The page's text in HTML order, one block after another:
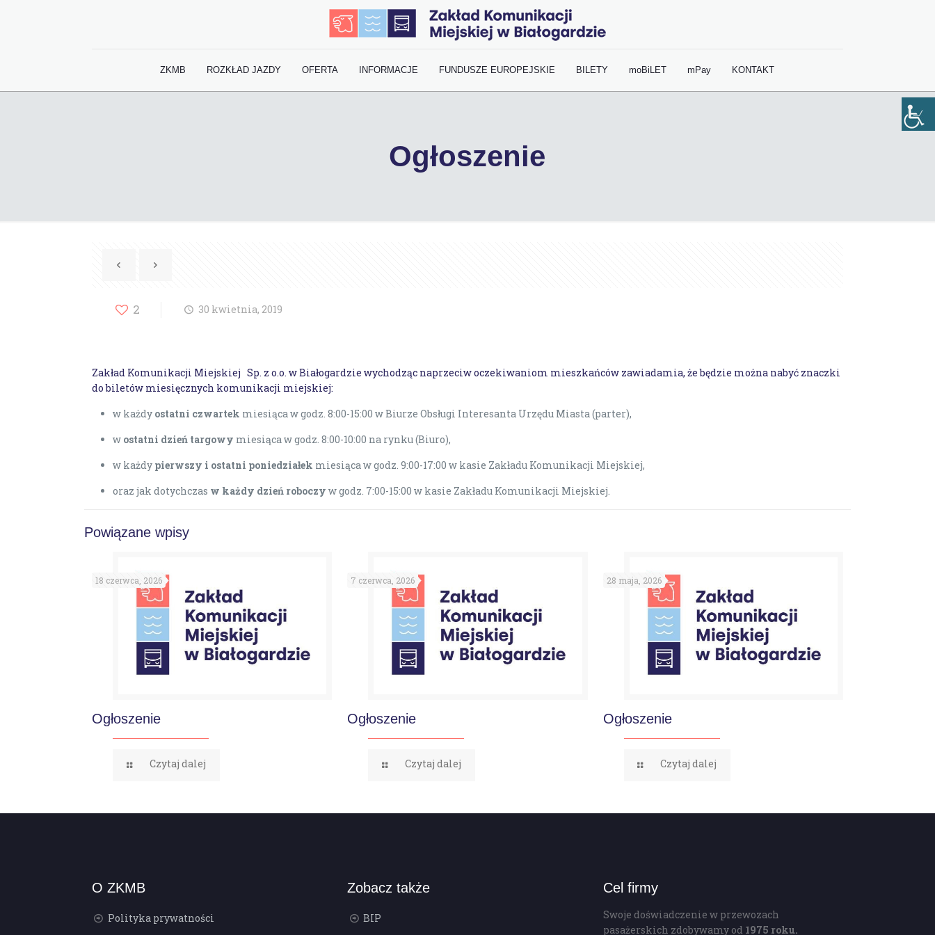
ZKMB ROZKŁAD JAZDY OFERTA INFORMACJE FUNDUSZE EUROPEJSKIE BILETY moBiLET mPay KONTAKT
Ogłoszenie
2 30 kwietnia, 2019
Zakład Komunikacji Miejskiej Sp. z o.o. w Białogardzie wychodząc naprzeciw oczekiwaniom mieszkańców zawiadamia, że będzie można nabyć znaczki
do biletów miesięcznych komunikacji miejskiej:
w każdy ostatni czwartek miesiąca w godz. 8:00-15:00 w Biurze Obsługi Interesanta Urzędu Miasta (parter),
w ostatni dzień targowy miesiąca w godz. 8:00-10:00 na rynku (Biuro),
w każdy pierwszy i ostatni poniedziałek miesiąca w godz. 9:00-17:00 w kasie Zakładu Komunikacji Miejskiej,
oraz jak dotychczas w każdy dzień roboczy w godz. 7:00-15:00 w kasie Zakładu Komunikacji Miejskiej.
Powiązane wpisy
18 czerwca, 2026
Ogłoszenie
Czytaj dalej
7 czerwca, 2026
Ogłoszenie
Czytaj dalej
28 maja, 2026
Ogłoszenie
Czytaj dalej
O ZKMB
Polityka prywatności
Zobacz także
BIP
Cel firmy
Swoje doświadczenie w przewozach
pasażerskich zdobywamy od 1975 roku.